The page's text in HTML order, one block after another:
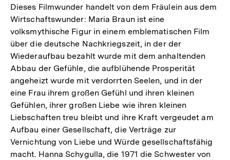
Dieses Filmwunder handelt von dem Fräulein aus dem
Wirtschaftswunder: Maria Braun ist eine
volksmythische Figur in einem emblematischen Film
über die deutsche Nachkriegszeit, in der der
Wiederaufbau bezahlt wurde mit dem anhaltenden
Abbau der Gefühle, die aufblühende Prosperität
angeheizt wurde mit verdorrten Seelen, und in der
eine Frau ihrem großen Gefühl und ihren kleinen
Gefühlen, ihrer großen Liebe wie ihren kleinen
Liebschaften treu bleibt und ihre Kraft vergeudet am
Aufbau einer Gesellschaft, die Verträge zur
Vernichtung von Liebe und Würde gesellschaftsfähig
macht. Hanna Schygulla, die 1971 die Schwester von